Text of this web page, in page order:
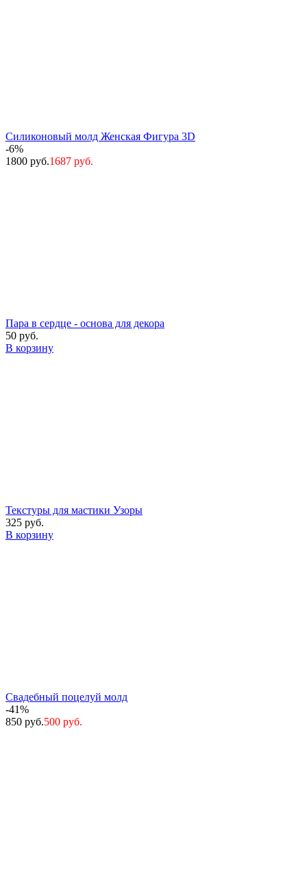
Силиконовый молд Женская Фигура 3D
-6%
1800 руб.1687 руб.
Пара в сердце - основа для декора
50 руб.
В корзину
Текстуры для мастики Узоры
325 руб.
В корзину
Свадебный поцелуй молд
-41%
850 руб.500 руб.